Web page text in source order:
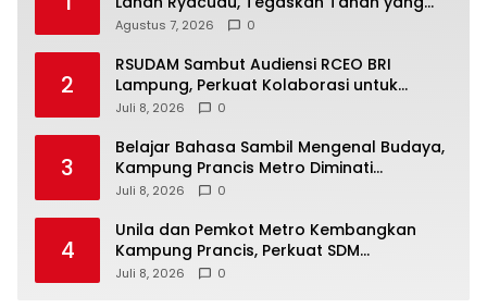
Dipersoalkan Bukan Aset Provinsi
Agustus 7, 2026 0
2
RSUDAM Sambut Audiensi RCEO BRI
Lampung, Perkuat Kolaborasi untuk
Pengembangan Layanan dan SDM
Juli 8, 2026 0
3
Belajar Bahasa Sambil Mengenal Budaya,
Kampung Prancis Metro Diminati
Masyarakat
Juli 8, 2026 0
4
Unila dan Pemkot Metro Kembangkan
Kampung Prancis, Perkuat SDM
Berwawasan Internasional
Juli 8, 2026 0